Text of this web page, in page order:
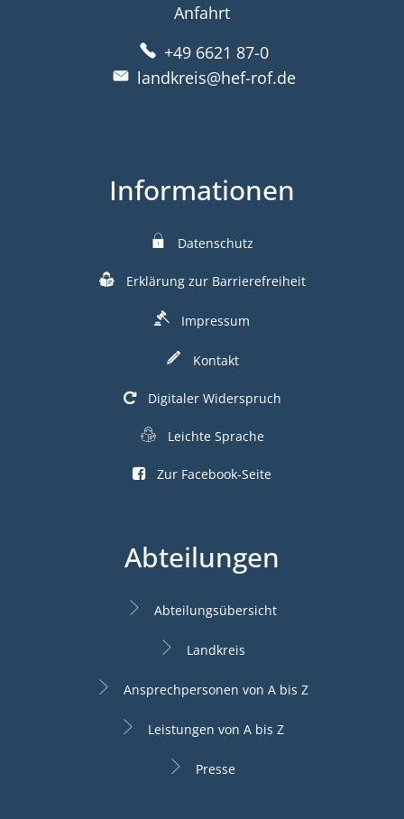
Anfahrt
+49 6621 87-0
landkreis@hef-rof.de
Informationen
Datenschutz
Erklärung zur Barrierefreiheit
Impressum
Kontakt
Digitaler Widerspruch
Leichte Sprache
Zur Facebook-Seite
Abteilungen
Abteilungsübersicht
Landkreis
Ansprechpersonen von A bis Z
Leistungen von A bis Z
Presse